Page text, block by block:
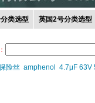
类选型 英国2号分类选型
险丝 amphenol 4.7μF 63V